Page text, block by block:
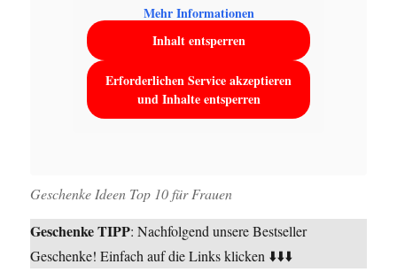
Mehr Informationen
Inhalt entsperren
Erforderlichen Service akzeptieren
und Inhalte entsperren
Geschenke Ideen Top 10 für Frauen
Geschenke TIPP: Nachfolgend unsere Bestseller
Geschenke! Einfach auf die Links klicken ⬇️⬇️⬇️